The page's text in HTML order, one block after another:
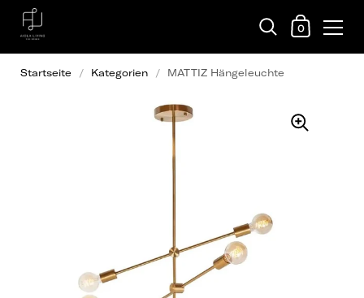
0
Startseite / Kategorien / MATTIZ Hängeleuchte